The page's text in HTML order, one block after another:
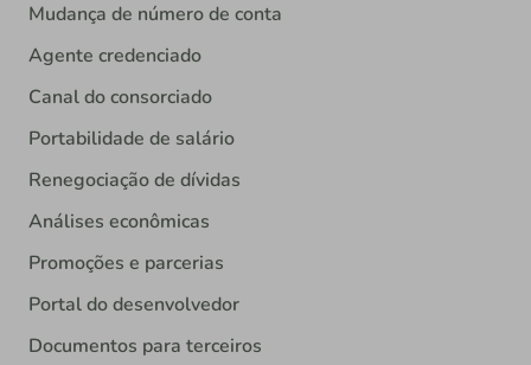
Mudança de número de conta
Agente credenciado
Canal do consorciado
Portabilidade de salário
Renegociação de dívidas
Análises econômicas
Promoções e parcerias
Portal do desenvolvedor
Documentos para terceiros